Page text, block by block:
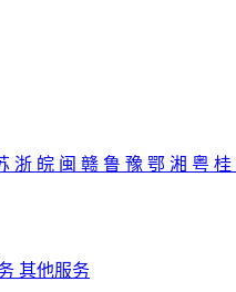
浙 皖 闽 赣 鲁 豫 鄂 湘 粤 桂
其他服务